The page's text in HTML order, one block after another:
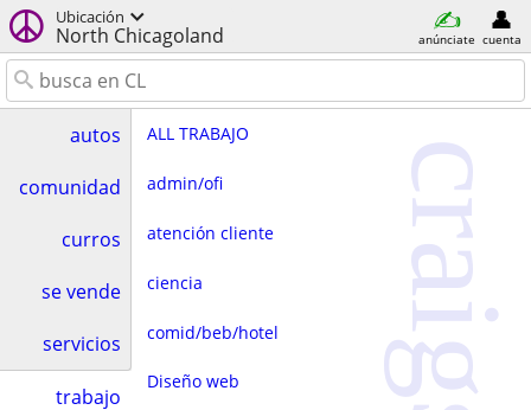
Ubicación
North Chicagoland anúnciate cuenta
autos
comunidad
curros
se vende
servicios
trabajo
ALL TRABAJO
admin/ofi
atención cliente
ciencia
comid/beb/hotel
Diseño web